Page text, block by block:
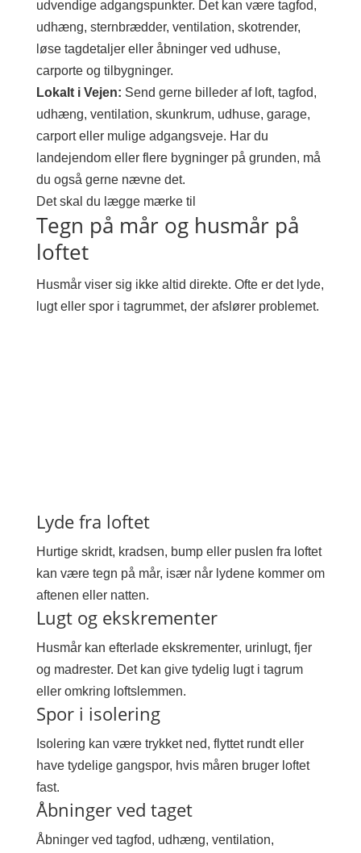
udvendige adgangspunkter. Det kan være tagfod,
udhæng, sternbrædder, ventilation, skotrender,
løse tagdetaljer eller åbninger ved udhuse,
carporte og tilbygninger.
Lokalt i Vejen: Send gerne billeder af loft, tagfod,
udhæng, ventilation, skunkrum, udhuse, garage,
carport eller mulige adgangsveje. Har du
landejendom eller flere bygninger på grunden, må
du også gerne nævne det.
Det skal du lægge mærke til
Tegn på mår og husmår på
loftet
Husmår viser sig ikke altid direkte. Ofte er det lyde,
lugt eller spor i tagrummet, der afslører problemet.
Lyde fra loftet
Hurtige skridt, kradsen, bump eller puslen fra loftet
kan være tegn på mår, især når lydene kommer om
aftenen eller natten.
Lugt og ekskrementer
Husmår kan efterlade ekskrementer, urinlugt, fjer
og madrester. Det kan give tydelig lugt i tagrum
eller omkring loftslemmen.
Spor i isolering
Isolering kan være trykket ned, flyttet rundt eller
have tydelige gangspor, hvis måren bruger loftet
fast.
Åbninger ved taget
Åbninger ved tagfod, udhæng, ventilation,